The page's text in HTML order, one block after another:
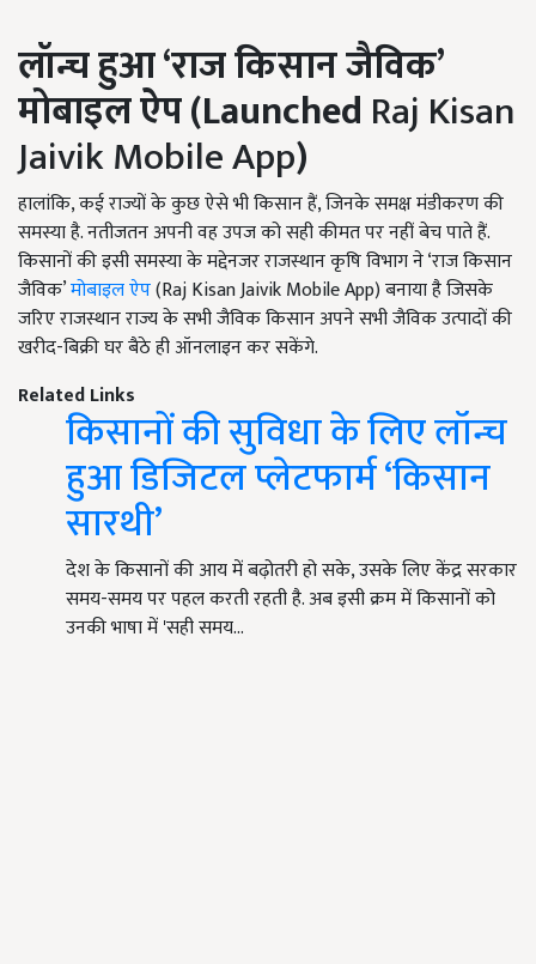
लॉन्च हुआ ‘राज किसान जैविक’
मोबाइल ऐप (Launched Raj Kisan
Jaivik Mobile App)
हालांकि, कई राज्यों के कुछ ऐसे भी किसान हैं,जिनके समक्ष मंडीकरण की
समस्या है. नतीजतन अपनी वह उपज को सही कीमत पर नहीं बेच पाते हैं.
किसानों की इसी समस्या के मद्देनजरराजस्थान कृषि विभाग ने ‘राज किसान
जैविक’मोबाइल ऐप(Raj Kisan Jaivik Mobile App) बनाया है जिसके
जरिए राजस्थान राज्य के सभी जैविक किसान अपने सभी जैविक उत्पादों की
खरीद-बिक्री घर बैठे ही ऑनलाइन कर सकेंगे.
Related Links
किसानों की सुविधा के लिए लॉन्च
हुआ डिजिटल प्लेटफार्म ‘किसान
सारथी’
देश के किसानों की आय में बढ़ोतरी हो सके, उसके लिए केंद्र सरकार
समय-समय पर पहल करती रहती है. अब इसी क्रम में किसानों को
उनकी भाषा में 'सही समय…